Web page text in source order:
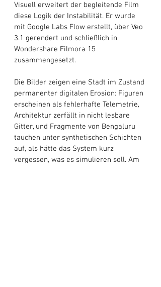
Visuell erweitert der begleitende Film
diese Logik der Instabilität. Er wurde
mit Google Labs Flow erstellt, über Veo
3.1 gerendert und schließlich in
Wondershare Filmora 15
zusammengesetzt.
Die Bilder zeigen eine Stadt im Zustand
permanenter digitalen Erosion: Figuren
erscheinen als fehlerhafte Telemetrie,
Architektur zerfällt in nicht lesbare
Gitter, und Fragmente von Bengaluru
tauchen unter synthetischen Schichten
auf, als hätte das System kurz
vergessen, was es simulieren soll. Am